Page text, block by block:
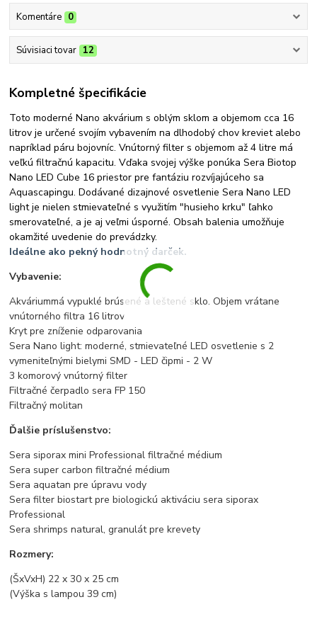
Komentáre 0
Súvisiaci tovar 12
Kompletné špecifikácie
Toto moderné Nano akvárium s oblým sklom a objemom cca 16
litrov je určené svojím vybavením na dlhodobý chov kreviet alebo
napríklad páru bojovníc. Vnútorný filter s objemom až 4 litre má
veľkú filtračnú kapacitu. Vďaka svojej výške ponúka Sera Biotop
Nano LED Cube 16 priestor pre fantáziu rozvíjajúceho sa
Aquascapingu. Dodávané dizajnové osvetlenie Sera Nano LED
light je nielen stmievateľné s využitím "husieho krku" ľahko
smerovateľné, a je aj veľmi úsporné. Obsah balenia umožňuje
okamžité uvedenie do prevádzky.
Ideálne ako pekný hodnotný darček.
Vybavenie:
Akváriummá vypuklé brúsené a leštené sklo. Objem vrátane
vnútorného filtra 16 litrov
Kryt pre zníženie odparovania
Sera Nano light: moderné, stmievateľné LED osvetlenie s 2
vymeniteľnými bielymi SMD - LED čipmi - 2 W
3 komorový vnútorný filter
Filtračné čerpadlo sera FP 150
Filtračný molitan
Ďalšie príslušenstvo:
Sera siporax mini Professional filtračné médium
Sera super carbon filtračné médium
Sera aquatan pre úpravu vody
Sera filter biostart pre biologickú aktiváciu sera siporax
Professional
Sera shrimps natural, granulát pre krevety
Rozmery:
(ŠxVxH) 22 x 30 x 25 cm
(Výška s lampou 39 cm)